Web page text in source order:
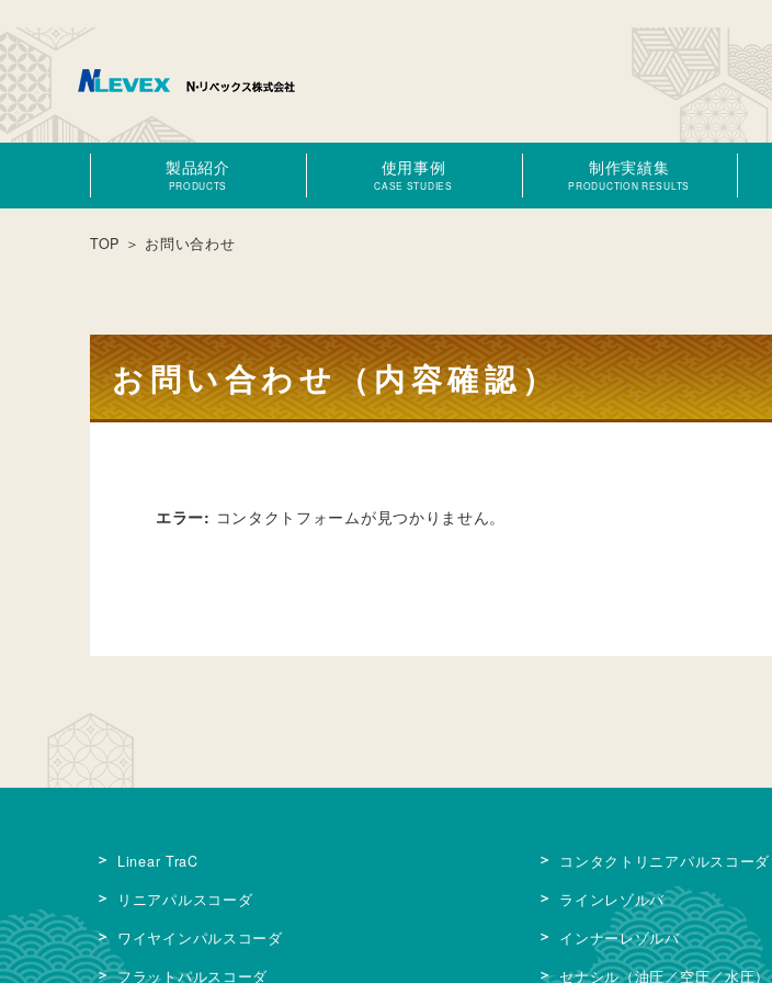
製品紹介
PRODUCTS
使用事例
CASE STUDIES
制作実績集
PRODUCTION RESULTS
TOP ＞ お問い合わせ
お問い合わせ（内容確認）
エラー: コンタクトフォームが見つかりません。
Linear TraC
リニアパルスコーダ
ワイヤインパルスコーダ
フラットパルスコーダ
コンタクトリニアパルスコーダ
ラインレゾルバ
インナーレゾルバ
セナシル（油圧／空圧／水圧）